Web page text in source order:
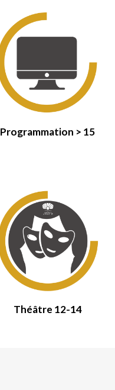
Programmation > 15
Théâtre 12-14